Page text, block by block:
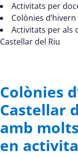
Activitats per
Colònies
Activitats per als
Castellar del Riu
Colònies
Castellar
amb
en